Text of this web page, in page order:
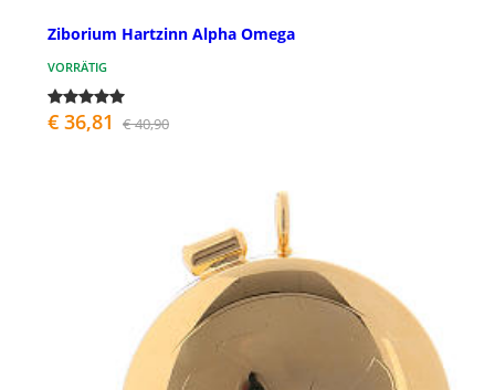
Ziborium Hartzinn Alpha Omega
VORRÄTIG
€ 36,81 € 40,90